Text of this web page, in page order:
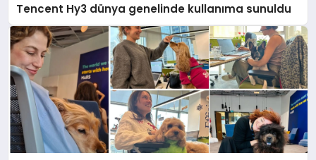
Tencent Hy3 dünya genelinde kullanıma sunuldu